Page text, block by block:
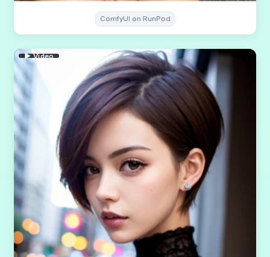
ComfyUI on RunPod
▶ Video